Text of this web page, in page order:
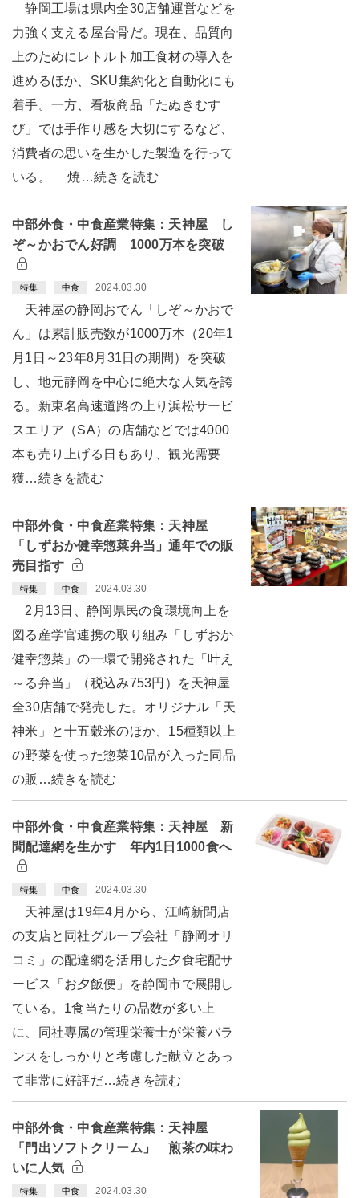
静岡工場は県内全30店舗運営などを
力強く支える屋台骨だ。現在、品質向
上のためにレトルト加工食材の導入を
進めるほか、SKU集約化と自動化にも
着手。一方、看板商品「たぬきむす
び」では手作り感を大切にするなど、
消費者の思いを生かした製造を行って
いる。 焼…続きを読む
中部外食・中食産業特集：天神屋 し
ぞ～かおでん好調 1000万本を突破
特集 中食 2024.03.30
天神屋の静岡おでん「しぞ～かおで
ん」は累計販売数が1000万本（20年1
月1日～23年8月31日の期間）を突破
し、地元静岡を中心に絶大な人気を誇
る。新東名高速道路の上り浜松サービ
スエリア（SA）の店舗などでは4000
本も売り上げる日もあり、観光需要
獲…続きを読む
中部外食・中食産業特集：天神屋
「しずおか健幸惣菜弁当」通年での販
売目指す
特集 中食 2024.03.30
2月13日、静岡県民の食環境向上を
図る産学官連携の取り組み「しずおか
健幸惣菜」の一環で開発された「叶え
～る弁当」（税込み753円）を天神屋
全30店舗で発売した。オリジナル「天
神米」と十五穀米のほか、15種類以上
の野菜を使った惣菜10品が入った同品
の販…続きを読む
中部外食・中食産業特集：天神屋 新
聞配達網を生かす 年内1日1000食へ
特集 中食 2024.03.30
天神屋は19年4月から、江崎新聞店
の支店と同社グループ会社「静岡オリ
コミ」の配達網を活用した夕食宅配サ
ービス「お夕飯便」を静岡市で展開し
ている。1食当たりの品数が多い上
に、同社専属の管理栄養士が栄養バラ
ンスをしっかりと考慮した献立とあっ
て非常に好評だ…続きを読む
中部外食・中食産業特集：天神屋
「門出ソフトクリーム」 煎茶の味わ
いに人気
特集 中食 2024.03.30